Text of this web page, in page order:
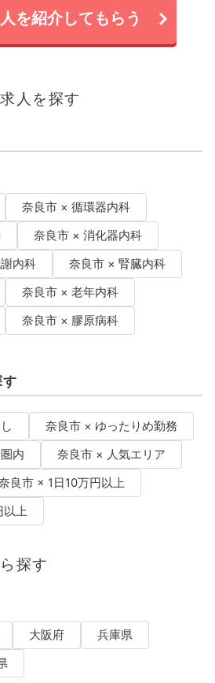
を紹介してもらう
人を探す
奈良市 × 循環器内科
奈良市 × 消化器内科
内科
奈良市 × 腎臓内科
奈良市 × 老年内科
奈良市 × 膠原病科
奈良市 × ゆったりめ勤務
内
奈良市 × 人気エリア
良市 × 1日10万円以上
以上
探す
大阪府
兵庫県